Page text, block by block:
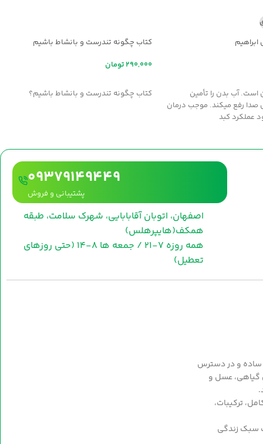
ابراهیم
است. آب بدن را تأمين
صدا رفع ميکند. موجب درمان
عملکرد کبد
کتاب چگونه تندرست و بانشاط باشیم
تومان
کتاب چگونه تندرست و بانشاط باشیم؟
09379149449
پشتیبانی و فروش
اصفهان، اتوبان آقابابایی، شهرک سلامت، طبقه
همکف(هایپرهلس)
همه روزه 7-21 / جمعه ها 8-14 (حتی روزهای
تعطیل)
ساده و در دسترس
گیاهی، عسل و
ترکیبات،
سبک زندگی